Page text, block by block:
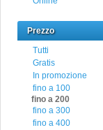
Prezzo
Tutti
Gratis
In promozione
fino a 100
fino a 200
fino a 300
fino a 400